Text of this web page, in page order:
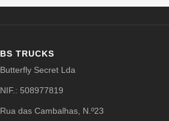
BS TRUCKS
Butterfly Secret Lda
NIF.: 508977819
Rua das Cambalhas, N.º23